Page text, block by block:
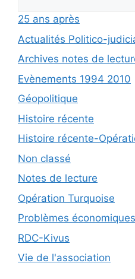
25 ans après
Actualités Politico-
Archives notes de
Evènements 1994 2010
Géopolitique
Histoire récente
Histoire récente-
Non classé
Notes de lecture
Opération Turquoise
Problèmes économiques
RDC-Kivus
Vie de l'association